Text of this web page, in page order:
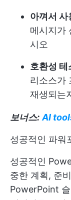
아껴서 사
메시지가
시오
호환성 테
리소스가
재생되는
보너스: AI
성공적인 파워
성공적인
중한 계획, 준
PowerPoint